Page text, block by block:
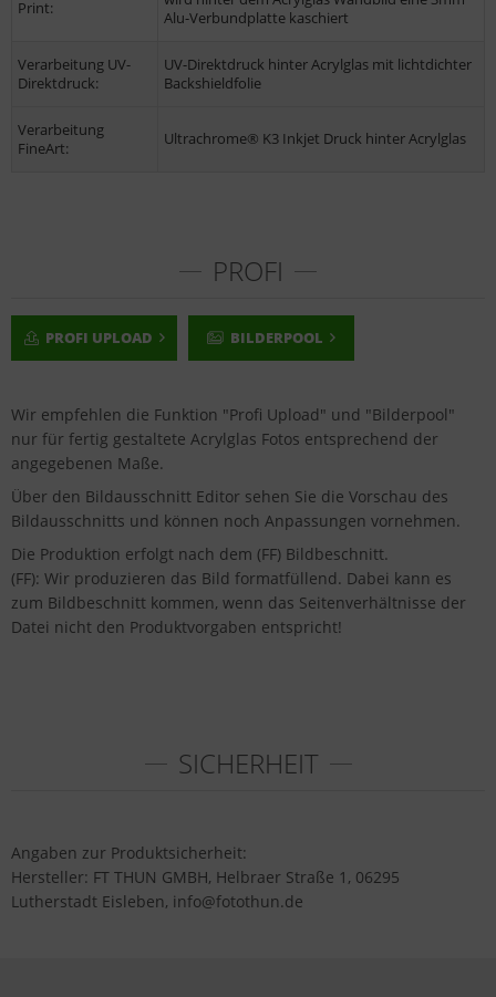
Print:
Alu-Verbundplatte kaschiert
Verarbeitung UV-
Direktdruck:
UV-Direktdruck hinter Acrylglas mit lichtdichter
Backshieldfolie
Verarbeitung
FineArt:
Ultrachrome® K3 Inkjet Druck hinter Acrylglas
PROFI
PROFI UPLOAD BILDERPOOL
Wir empfehlen die Funktion "Profi Upload" und "Bilderpool"
nur für fertig gestaltete Acrylglas Fotos entsprechend der
angegebenen Maße.
Über den Bildausschnitt Editor sehen Sie die Vorschau des
Bildausschnitts und können noch Anpassungen vornehmen.
Die Produktion erfolgt nach dem (FF) Bildbeschnitt.
(FF): Wir produzieren das Bild formatfüllend. Dabei kann es
zum Bildbeschnitt kommen, wenn das Seitenverhältnisse der
Datei nicht den Produktvorgaben entspricht!
SICHERHEIT
Angaben zur Produktsicherheit:
Hersteller: FT THUN GMBH, Helbraer Straße 1, 06295
Lutherstadt Eisleben, info@fotothun.de